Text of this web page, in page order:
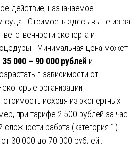
действие, назначаемое
суда. Стоимость здесь выше из-за
эксперта и
Минимальная цена может
35 000 – 90 000 рублей и
в зависимости от
организации
исходя из экспертных
при тарифе 2 500 рублей за час
сложности работа (категория 1)
30 000 до 70 000 рублей .